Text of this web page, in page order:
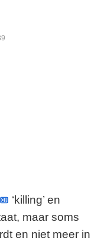
‘killing’ en
maar soms
en niet meer in